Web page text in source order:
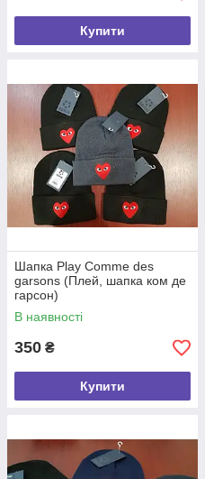
Купити
Шапка Play Comme des
garsons (Плей, шапка ком де
гарсон)
В наявності
350 ₴
Купити